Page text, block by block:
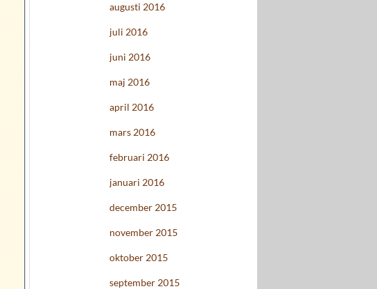
augusti 2016
juli 2016
juni 2016
maj 2016
april 2016
mars 2016
februari 2016
januari 2016
december 2015
november 2015
oktober 2015
september 2015